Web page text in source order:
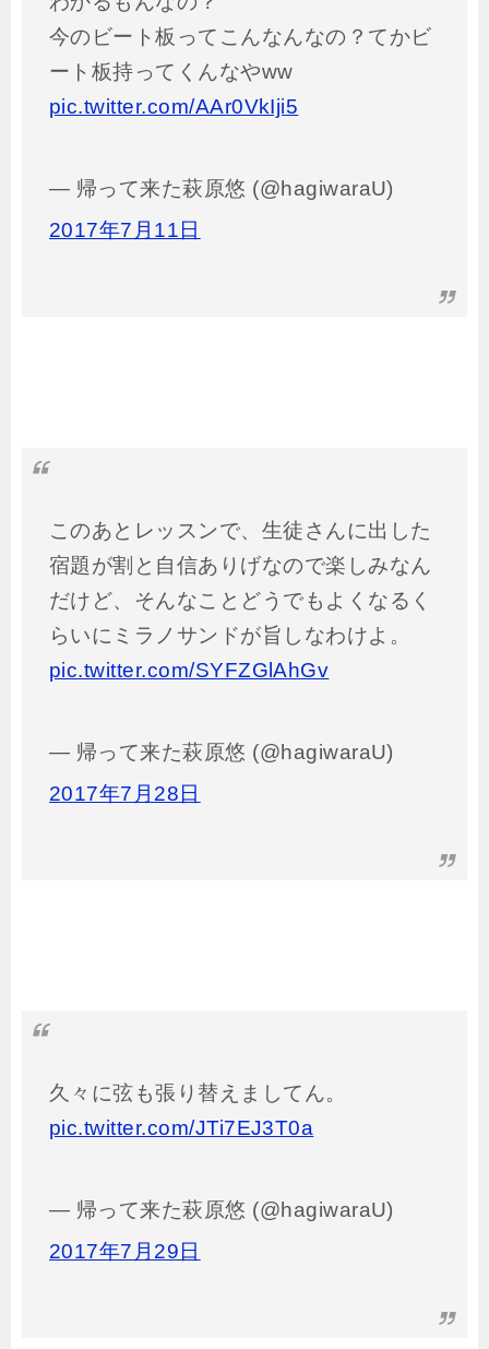
今のビート板ってこんなんなの？てかビ
ート板持ってくんなやww
pic.twitter.com/AAr0VkIji5
— 帰って来た萩原悠 (@hagiwaraU)
2017年7月11日
このあとレッスンで、生徒さんに出した
宿題が割と自信ありげなので楽しみなん
だけど、そんなことどうでもよくなるく
らいにミラノサンドが旨しなわけよ。
pic.twitter.com/SYFZGlAhGv
— 帰って来た萩原悠 (@hagiwaraU)
2017年7月28日
久々に弦も張り替えましてん。
pic.twitter.com/JTi7EJ3T0a
— 帰って来た萩原悠 (@hagiwaraU)
2017年7月29日